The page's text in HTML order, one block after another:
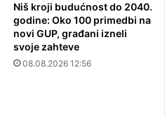
Niš kroji budućnost do 2040.
godine: Oko 100 primedbi na
novi GUP, građani izneli
svoje zahteve
08.08.2026 12:56